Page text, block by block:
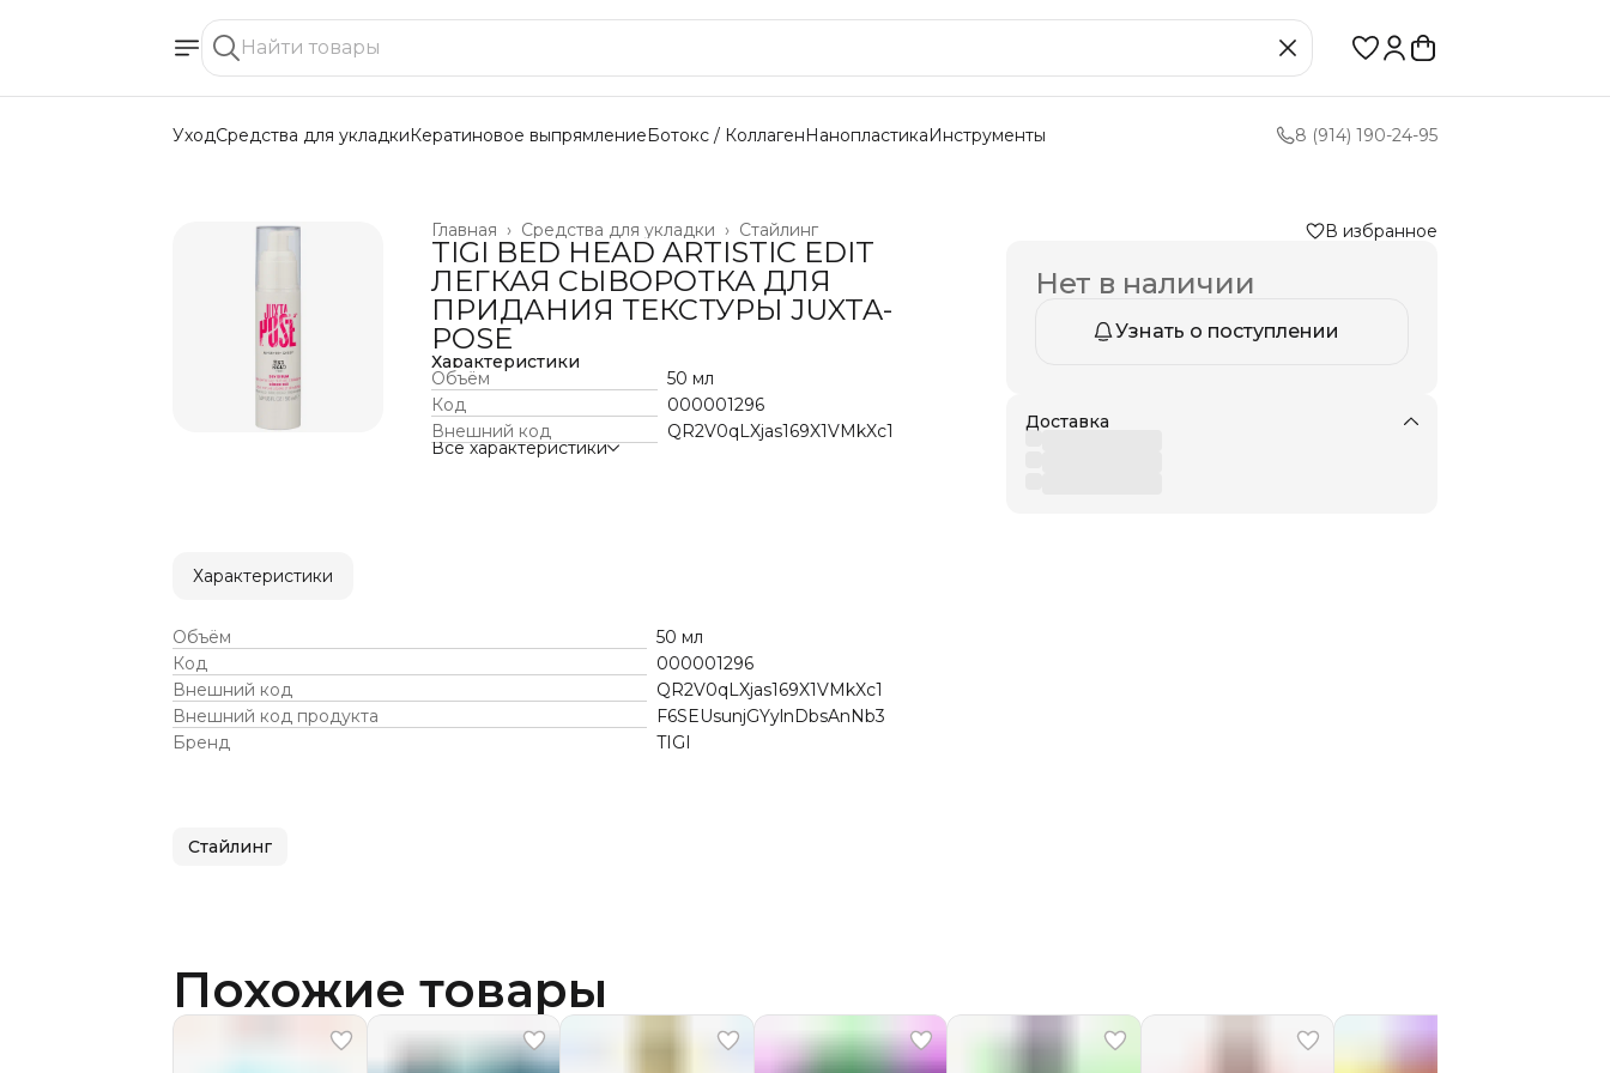
УходСредства для укладкиКератиновое выпрямлениеБотокс / КоллагенНанопластикаИнструменты 8 (914) 190-24-95
Стайлинг
Средства для укладки ›
Главная ›
TIGI BED HEAD ARTISTIC EDIT
ЛЕГКАЯ СЫВОРОТКА ДЛЯ
ПРИДАНИЯ ТЕКСТУРЫ JUXTA-
POSE
Характеристики
Объём
50 мл
Код
000001296
Внешний код
QR2V0qLXjas169X1VMkXc1
Все характеристики
В избранное
Нет в наличии
Узнать о поступлении
Доставка
Характеристики
Объём
50 мл
Код
000001296
Внешний код
QR2V0qLXjas169X1VMkXc1
Внешний код продукта
F6SEUsunjGYylnDbsAnNb3
Бренд
TIGI
Стайлинг
Похожие товары